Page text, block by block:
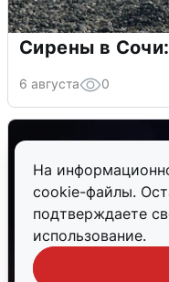
На
cookie-файлы.
подтверждаете
использование.
Сирены в
6 августа 0